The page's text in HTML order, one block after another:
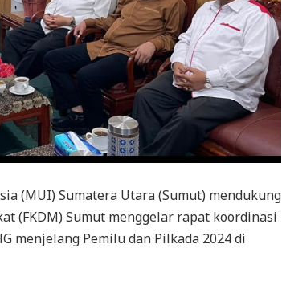
(MUI) Sumatera Utara (Sumut) mendukung
(FKDM) Sumut menggelar rapat koordinasi
menjelang Pemilu dan Pilkada 2024 di